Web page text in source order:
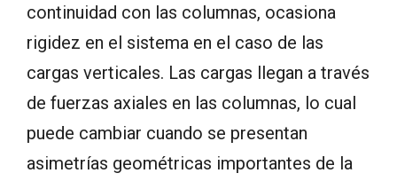
continuidad con las columnas, ocasiona
rigidez en el sistema en el caso de las
cargas verticales. Las cargas llegan a través
de fuerzas axiales en las columnas, lo cual
puede cambiar cuando se presentan
asimetrías geométricas importantes de la